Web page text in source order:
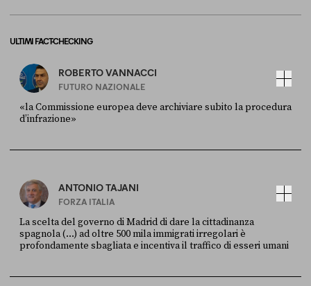
ULTIMI FACT-CHECKING
ROBERTO VANNACCI
FUTURO NAZIONALE
«la Commissione europea deve archiviare subito la procedura
d’infrazione»
ANTONIO TAJANI
FORZA ITALIA
La scelta del governo di Madrid di dare la cittadinanza
spagnola (...) ad oltre 500 mila immigrati irregolari è
profondamente sbagliata e incentiva il traffico di esseri umani